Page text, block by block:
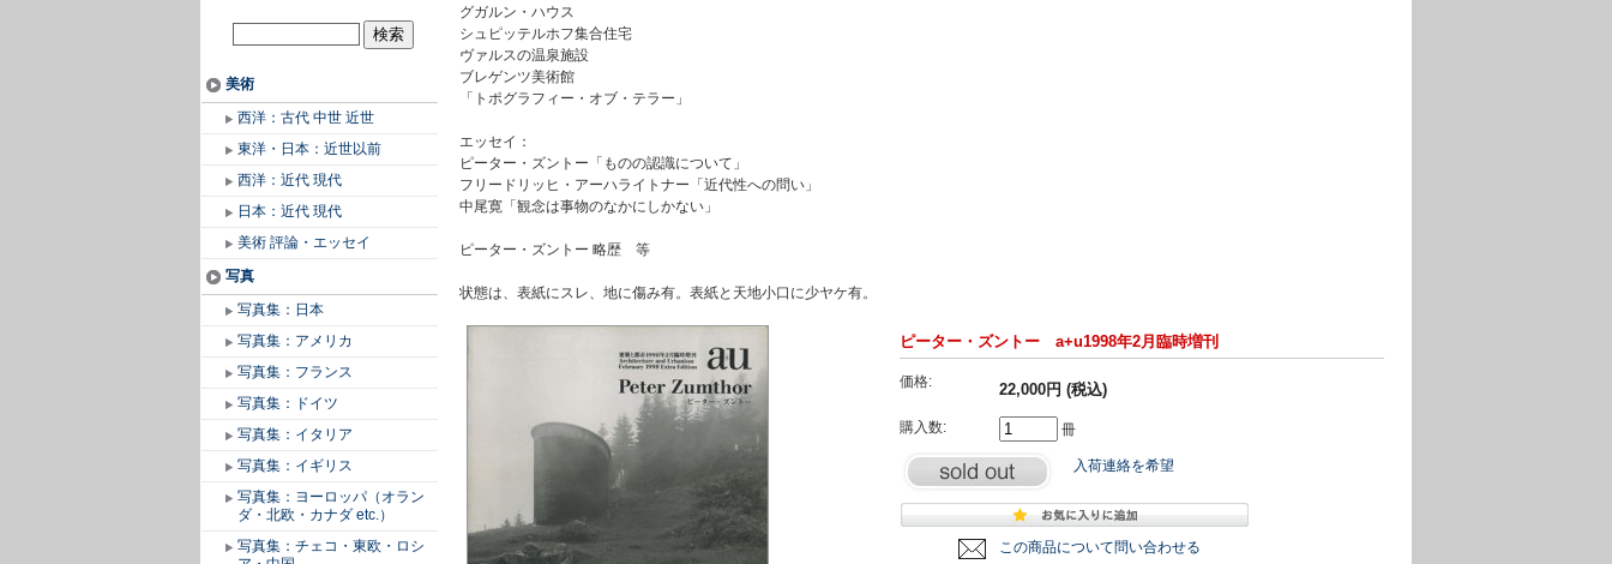
美術
西洋：古代 中世 近世
東洋・日本：近世以前
西洋：近代 現代
日本：近代 現代
美術 評論・エッセイ
写真
写真集：日本
写真集：アメリカ
写真集：フランス
写真集：ドイツ
写真集：イタリア
写真集：イギリス
写真集：ヨーロッパ（オラン
ダ・北欧・カナダ etc.）
写真集：チェコ・東欧・ロシ
グガルン・ハウス
シュピッテルホフ集合住宅
ヴァルスの温泉施設
ブレゲンツ美術館
「トポグラフィー・オブ・テラー」
エッセイ：
ピーター・ズントー「ものの認識について」
フリードリッヒ・アーハライトナー「近代性への問い」
中尾寛「観念は事物のなかにしかない」
ピーター・ズントー 略歴 等
状態は、表紙にスレ、地に傷み有。表紙と天地小口に少ヤケ有。
ピーター・ズントー a+u1998年2月臨時増刊
価格: 22,000円 (税込)
購入数: 冊
入荷連絡を希望
この商品について問い合わせる